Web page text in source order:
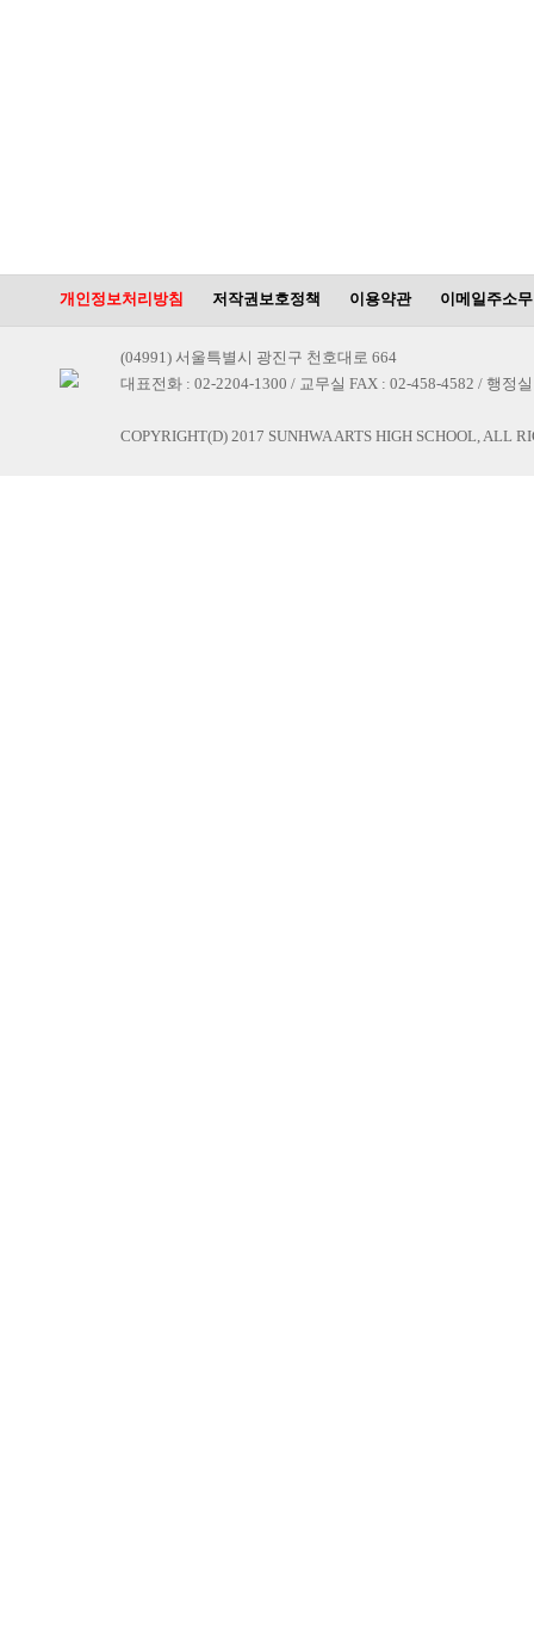
개인정보처리방침 저작권보호정책 이용약관 이메일주소
(04991) 서울특별시 광진구 천호대로 664
대표전화 : 02-2204-1300 / 교무실 FAX : 02-458-4582 / 행정
COPYRIGHT(D) 2017 SUNHWA ARTS HIGH SCHOOL, ALL